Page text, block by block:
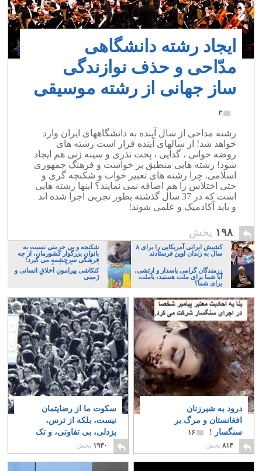
ایجاد رشته دانشگاهی
مدّاحی و حذف نوازندگی
ساز جهانی از رشته موسیقی
۳
رشته مداحی از سال آینده به دانشگاههای ایران وارد
خواهد شد! از سالهای آینده قرار است رشته های
روضه خوانی ، گدایی ، پخت نذری و سینه زنی هم ایجاد
شود! رشته هایی منطبق بر خواست و فرهنگ جمهوری
اسلامی. چرا رشته های تعبیر خواب و شکنجه گری و
حتی اختلاس را هم اضافه نمی نمایند؟ اینها رشته هایی
است که در 37 سال گذشته بطور تجربی اجرا شده اند
و باید آکادمیک و علمی شوند!
۱۹۸ پخش
کشیش ایرانی آمریکایی را برای ۸
سال به زندان اوین فرستادند
شکنجه و بی حرمتی نسبت به
بانوان بزرگوار کشورمان، از چه
فرهنگی سرچشمه می گیرد؛
ایرانی، و یا تازیان؟
رزمندگان گرامی پاسدار و ارتشی،
آیا شما برای ملت هستید، یاملت
برای شما؟
کنکاشی پیرامونِ اَخلاقِ انسانی و
زَمینی
درود به شیرزنان
افغانستان و مرگ بر
سنگسار !
۱۶
۸۱۴ پخش
سکوت ما از رضایتمان
نیست، بلکه از ترس،
بزدلی، بی تفاوتی، و تک
روی امان است
۱۹۳۰ پخش